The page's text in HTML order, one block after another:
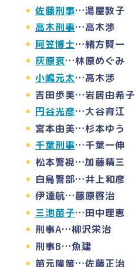
佐藤刑事…湯屋敦子
高木刑事…高木渉
阿笠博士…緒方賢一
灰原哀…林原めぐみ
小嶋元太…高木渉
吉田歩美…岩居由希子
円谷光彦…大谷育江
宮本由美…杉本ゆう
千葉刑事…千葉一伸
松本警視…加藤精三
白鳥警部…井上和彦
伊達航…藤原啓治
三池苗子…田中理恵
刑事A…柳沢栄治
刑事B…魚建
笛元隆策…佐藤正治